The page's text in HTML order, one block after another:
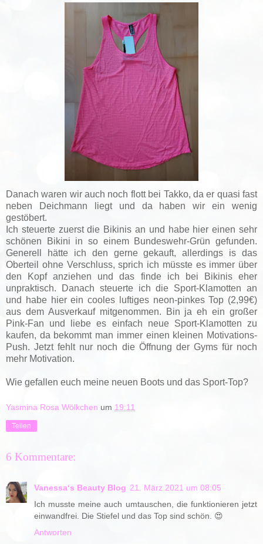
Danach waren wir auch noch flott bei Takko, da er quasi fast
neben Deichmann liegt und da haben wir ein wenig
gestöbert.
Ich steuerte zuerst die Bikinis an und habe hier einen sehr
schönen Bikini in so einem Bundeswehr-Grün gefunden.
Generell hätte ich den gerne gekauft, allerdings is das
Oberteil ohne Verschluss, sprich ich müsste es immer über
den Kopf anziehen und das finde ich bei Bikinis eher
unpraktisch. Danach steuerte ich die Sport-Klamotten an
und habe hier ein cooles luftiges neon-pinkes Top (2,99€)
aus dem Ausverkauf mitgenommen. Bin ja eh ein großer
Pink-Fan und liebe es einfach neue Sport-Klamotten zu
kaufen, da bekommt man immer einen kleinen Motivations-
Push. Jetzt fehlt nur noch die Öffnung der Gyms für noch
mehr Motivation.
Wie gefallen euch meine neuen Boots und das Sport-Top?
Yasmina Rosa Wölkchen um 19:11
Teilen
6 Kommentare:
Vanessa‘s Beauty Blog 21. März 2021 um 08:05
Ich musste meine auch umtauschen, die funktionieren jetzt
einwandfrei. Die Stiefel und das Top sind schön. 😍
Antworten